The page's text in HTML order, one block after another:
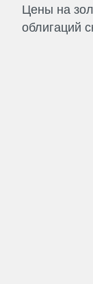
Цены на
облигаций